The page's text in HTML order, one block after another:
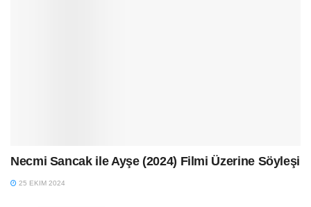
Necmi Sancak ile Ayşe (2024) Filmi Üzerine Söyleşi
25 EKIM 2024